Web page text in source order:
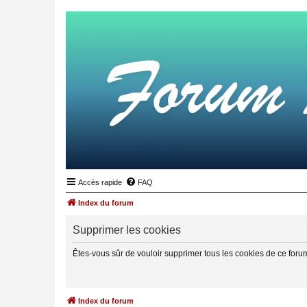
Accès rapide FAQ
Index du forum
Supprimer les cookies
Êtes-vous sûr de vouloir supprimer tous les cookies de ce
Index du forum